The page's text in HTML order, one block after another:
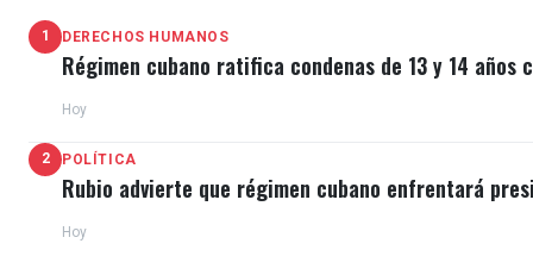
Paquito D’ Rivera fue fundador del reconocido
reconocimiento en los festivales de jazz de Newport
Sin embargo, el régimen de Castro comenzó a
deseos de desarrollarse libremente, en 1981,
A muy poco tiempo de llegar a Estados Unidos se
1 DERECHOS HUMANOS
Régimen cubano ratifica condenas de 13 y 14 años
Hoy
2 POLÍTICA
Rubio advierte que régimen cubano enfrentará
Hoy